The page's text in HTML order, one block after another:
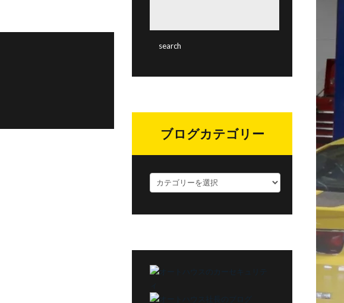
ブログカテゴリー
ロ
ー